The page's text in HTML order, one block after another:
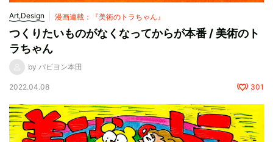
Art,Design 漫画連載：『美術のトラちゃん』
つくりたいものがなくなってからが本番 / 美術のト
ラちゃん
by パピヨン本田
2022.04.08 301